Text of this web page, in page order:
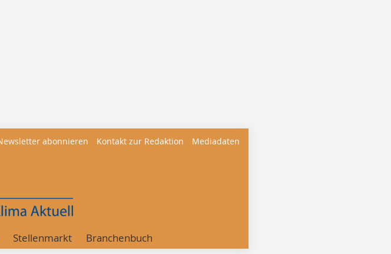
abonnieren Kontakt zur Redaktion Mediadaten
Stellenmarkt Branchenbuch